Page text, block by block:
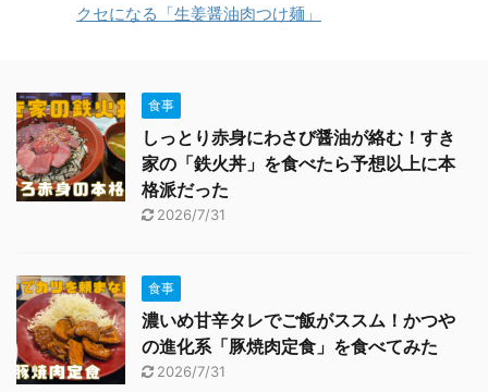
クセになる「生姜醤油肉つけ麺」
食事
しっとり赤身にわさび醤油が絡む！すき
家の「鉄火丼」を食べたら予想以上に本
格派だった
2026/7/31
食事
濃いめ甘辛タレでご飯がススム！かつや
の進化系「豚焼肉定食」を食べてみた
2026/7/31